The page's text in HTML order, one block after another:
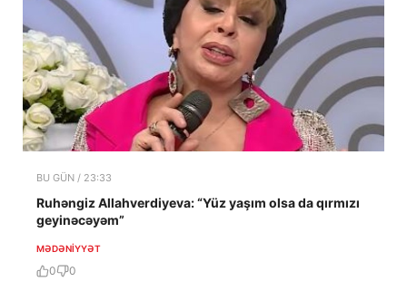
BU GÜN / 23:33
Ruhəngiz Allahverdiyeva: “Yüz yaşım olsa da qırmızı
geyinəcəyəm”
MƏDƏNIYYƏT
0 0